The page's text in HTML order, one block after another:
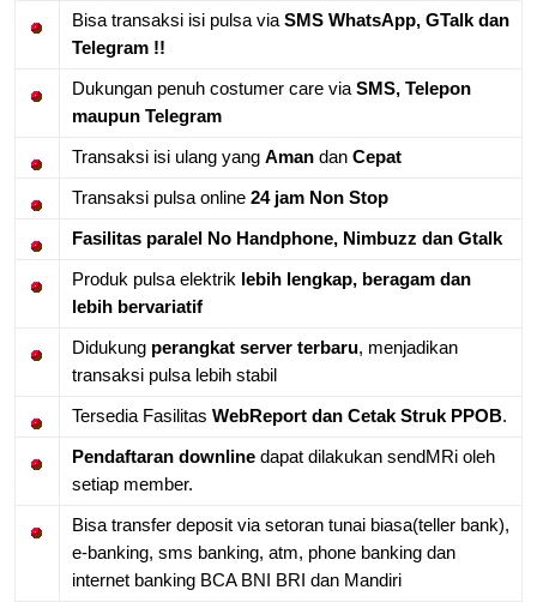
Bisa transaksi isi pulsa via SMS WhatsApp, GTalk dan
Telegram !!
Dukungan penuh costumer care via SMS, Telepon
maupun Telegram
Transaksi isi ulang yang Aman dan Cepat
Transaksi pulsa online 24 jam Non Stop
Fasilitas paralel No Handphone, Nimbuzz dan Gtalk
Produk pulsa elektrik lebih lengkap, beragam dan
lebih bervariatif
Didukung perangkat server terbaru, menjadikan
transaksi pulsa lebih stabil
Tersedia Fasilitas WebReport dan Cetak Struk PPOB.
Pendaftaran downline dapat dilakukan sendMRi oleh
setiap member.
Bisa transfer deposit via setoran tunai biasa(teller bank),
e-banking, sms banking, atm, phone banking dan
internet banking BCA BNI BRI dan Mandiri